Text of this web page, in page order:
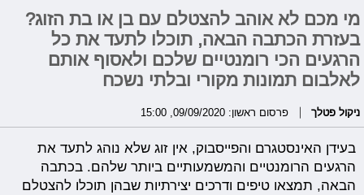
מי מכם לא אוהב להצטלם עם בן או בת הזוג?
בעזרת הכתבה הבאה, תוכלו לתעד את כל
הרגעים הכי רומנטיים שלכם ולאסוף אותם
לאלבום תמונות מקורי ובלתי נשכח
ניקול פטלך פרסום ראשון: 09/09/2020, 15:00
בעידן האינסטגרם והפייסבוק, אין זוג שלא נוהג לתעד את
הרגעים הרומנטיים והמשמעותיים ביותר שלהם. בכתבה
הבאה, תמצאו טיפים ודרכים יצירתיות שבהן תוכלו להצטלם